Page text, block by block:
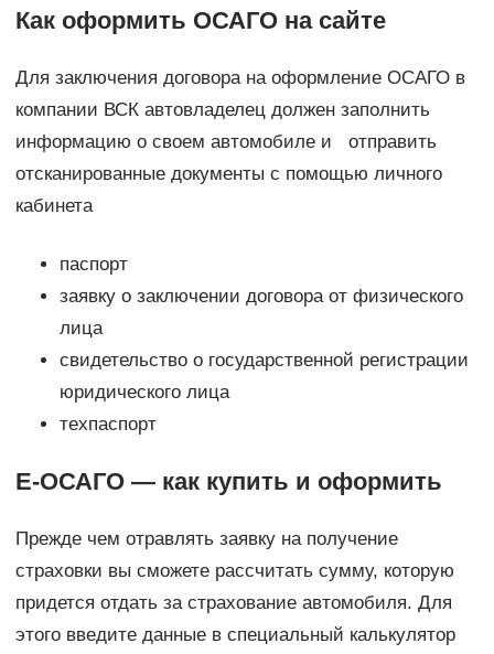
Как оформить ОСАГО на сайте
Для заключения договора на оформление ОСАГО в
компании ВСК автовладелец должен заполнить
информацию о своем автомобиле и отправить
отсканированные документы с помощью личного
кабинета
паспорт
заявку о заключении договора от физического
лица
свидетельство о государственной регистрации
юридического лица
техпаспорт
Е-ОСАГО — как купить и оформить
Прежде чем отравлять заявку на получение
страховки вы сможете рассчитать сумму, которую
придется отдать за страхование автомобиля. Для
этого введите данные в специальный калькулятор